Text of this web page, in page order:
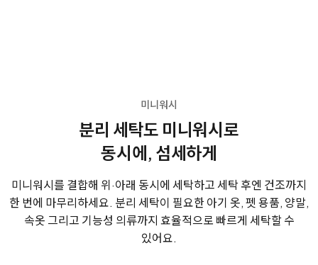
미니워시
분리 세탁도 미니워시로
동시에, 섬세하게
미니워시를 결합해 위·아래 동시에 세탁하고 세탁 후엔 건조까지
한 번에 마무리하세요. 분리 세탁이 필요한 아기 옷, 펫 용품, 양말,
속옷 그리고 기능성 의류까지 효율적으로 빠르게 세탁할 수
있어요.